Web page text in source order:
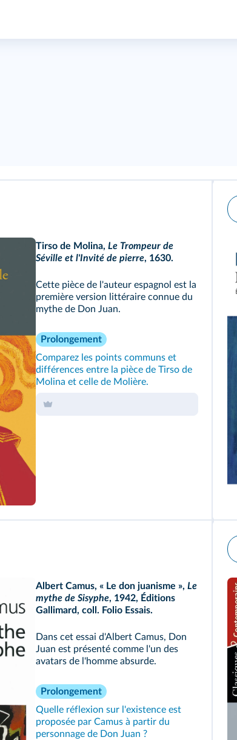
Tirso de Molina, Le Trompeur de
Séville et l'Invité de pierre, 1630.
Cette pièce de l'auteur espagnol est la
première version littéraire connue du
mythe de Don Juan.
Prolongement
Comparez les points communs et
différences entre la pièce de Tirso de
Molina et celle de Molière.
Albert Camus, « Le don juanisme », Le
mythe de Sisyphe, 1942, Éditions
Gallimard, coll. Folio Essais.
Dans cet essai d'Albert Camus, Don
Juan est présenté comme l'un des
avatars de l'homme absurde.
Prolongement
Quelle réflexion sur l'existence est
proposée par Camus à partir du
personnage de Don Juan ?